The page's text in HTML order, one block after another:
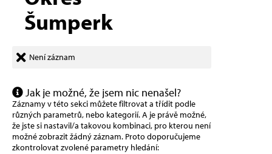
Šumperk
Není záznam
Jak je možné, že jsem nic nenašel?
Záznamy v této sekci můžete filtrovat a třídit podle
různých parametrů, nebo kategorií. A je právě možné,
že jste si nastavil/a takovou kombinaci, pro kterou není
možné zobrazit žádný záznam. Proto doporučujeme
zkontrolovat zvolené parametry hledání: